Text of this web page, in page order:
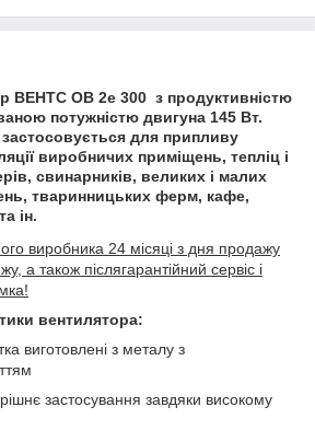
ВЕНТС ОВ 2е 300 з продуктивністю
потужністю двигуна 145 Вт.
для припливу
виробничих приміщень, тепліц і
свинарників, великих і малих
тваринницьких ферм, кафе,
ін.
виробника 24 місяці з дня продажу
а також післягарантійний сервіс і
вентилятора:
виготовлені з металу з
застосування завдяки високому